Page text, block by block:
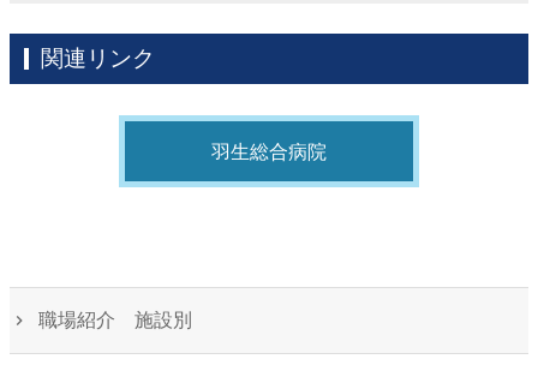
関連リンク
羽生総合病院
職場紹介 施設別